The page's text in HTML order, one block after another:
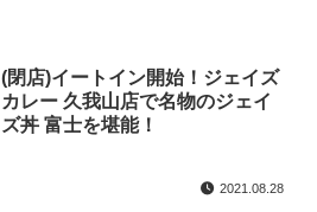
(閉店)イートイン開始！ジェイズ
カレー 久我山店で名物のジェイ
ズ丼 富士を堪能！
2021.08.28